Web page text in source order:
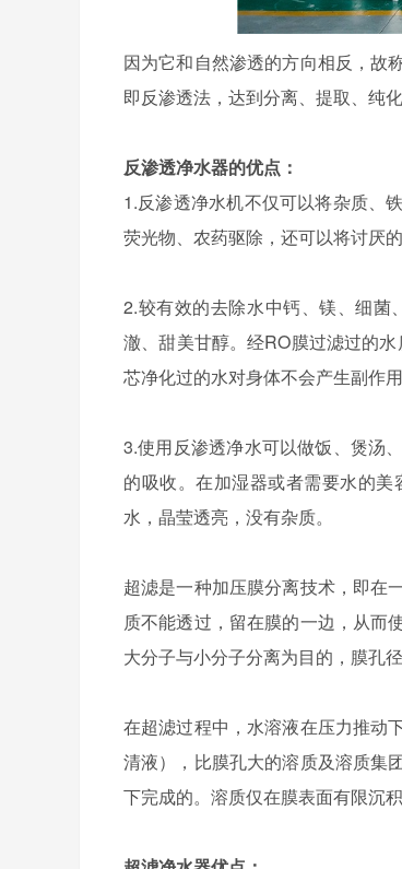
因为它和自然渗透的方向相反，故
即反渗透法，达到分离、提取、纯化
反渗透净水器的优点：
1.反渗透净水机不仅可以将杂质、
荧光物、农药驱除，还可以将讨厌
2.较有效的去除水中钙、镁、细
澈、甜美甘醇。经RO膜过滤过的
芯净化过的水对身体不会产生副作用
3.使用反渗透净水可以做饭、煲汤
的吸收。在加湿器或者需要水的
水，晶莹透亮，没有杂质。
超滤是一种加压膜分离技术，即在
质不能透过，留在膜的一边，从而
大分子与小分子分离为目的，膜孔
在超滤过程中，水溶液在压力推动
清液），比膜孔大的溶质及溶质集
下完成的。溶质仅在膜表面有限沉